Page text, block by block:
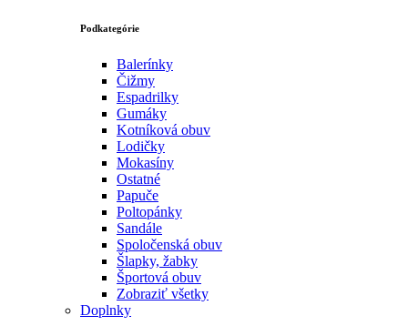
Podkategórie
Balerínky
Čižmy
Espadrilky
Gumáky
Kotníková obuv
Lodičky
Mokasíny
Ostatné
Papuče
Poltopánky
Sandále
Spoločenská obuv
Šlapky, žabky
Športová obuv
Zobraziť všetky
Doplnky